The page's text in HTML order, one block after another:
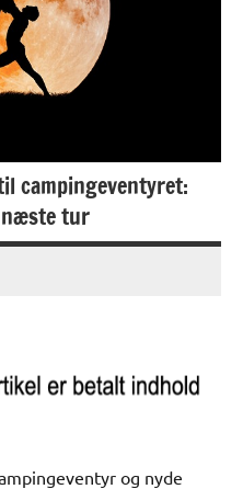
campingeventyret:
næste tur
og nyde